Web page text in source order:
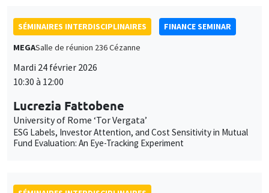
SÉMINAIRES INTERDISCIPLINAIRES
FINANCE SEMINAR
MEGASalle de réunion 236 Cézanne
Mardi 24 février 2026
10:30 à 12:00
Lucrezia Fattobene
University of Rome ‘Tor Vergata’
ESG Labels, Investor Attention, and Cost Sensitivity in Mutual
Fund Evaluation: An Eye-Tracking Experiment